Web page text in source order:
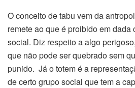
O conceito de tabu vem da
remete ao que é proibido em
social. Diz respeito a algo
que não pode ser quebrado sem
punido. Já o totem é a
de certo grupo social que tem a